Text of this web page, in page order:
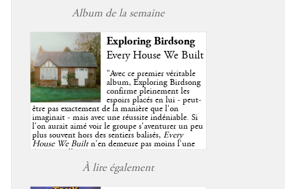
Album de la semaine
Exploring Birdsong
Every House We Built
"Avec ce premier véritable
album, Exploring Birdsong
confirme pleinement les
espoirs placés en lui - peut-
être pas exactement de la manière que l'on
imaginait - mais avec une réussite indéniable. Si
l'on aurait aimé voir le groupe s'aventurer un peu
plus souvent hors des sentiers balisés,Every
House We Builtn'en demeure pas moins l'une
des très belles surprises de cette année, porté par
plusieurs morceaux qui trouveront sans difficulté
une place de choix dans vos playlists estivales.
À lire également